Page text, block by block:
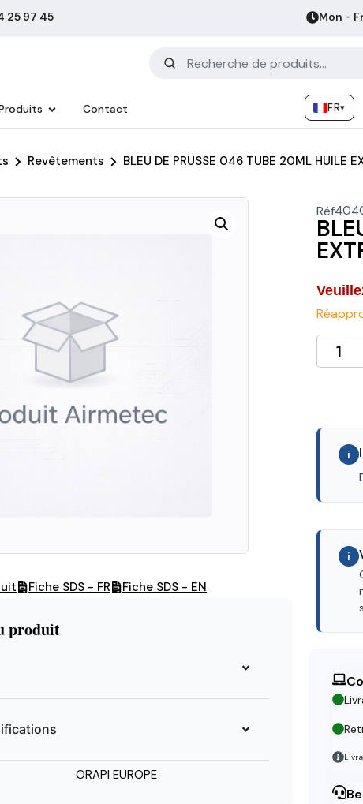
25 97 45 Mon -
Contact FR▾
Revêtements BLEU DE PRUSSE 046 TUBE 20ML HUILE
Réf
i
i
Fiche SDS - FR Fiche SDS - EN
produit
ORAPI EUROPE